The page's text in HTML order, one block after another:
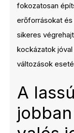
fokozatosan
erőforrásokat és
sikeres
kockázatok
változások
A